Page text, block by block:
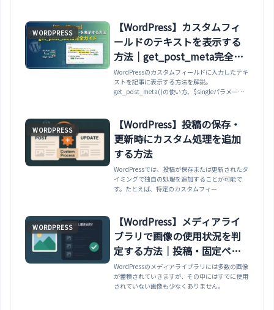
ス、ウィジェットの出し分けまで紹介します。
WORDPRESS
【WordPress】カスタムフィ
ールドのテキストを表示する
方法｜get_post_meta完全ガ
イド
WordPressのカスタムフィールドに入力したテキ
ストを記事に表示する方法を解説。
get_post_meta()の使い方、$singleパラメータ
別表示パターン、ショートコード実装、
WP_Query meta_query、REST API公開まで網
羅。
WORDPRESS
【WordPress】投稿の保存・
更新時にカスタム処理を追加
する方法
WordPressでは、投稿が保存または更新されたタ
イミングで独自の処理を追加することが可能で
す。たとえば、特定のカスタムフィー
WORDPRESS
【WordPress】メディアライ
ブラリで画像の使用状況を判
定する方法｜投稿・固定ペー
ジ・カスタム投稿での利用調
査
WordPressのメディアライブラリには多数の画像
が蓄積されていきますが、その中にはすでに使用
されていない画像も少なくありません。